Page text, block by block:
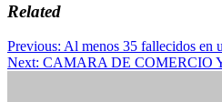
Related
Post
navigation
Previous: Al menos 35 fallecidos en
Next: CAMARA DE COMERCIO